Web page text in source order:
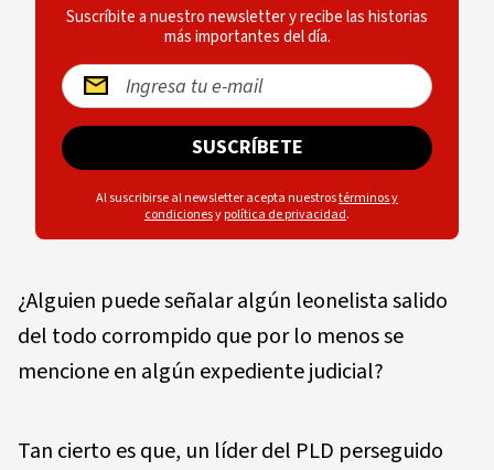
Suscríbite a nuestro newsletter y recibe las historias
más importantes del día.
SUSCRÍBETE
Al suscribirse al newsletter acepta nuestrostérminos y
condicionesypolítica de privacidad.
¿Alguien puede señalar algún leonelista salido
del todo corrompido que por lo menos se
mencione en algún expediente judicial?
Tan cierto es que, un líder del PLD perseguido